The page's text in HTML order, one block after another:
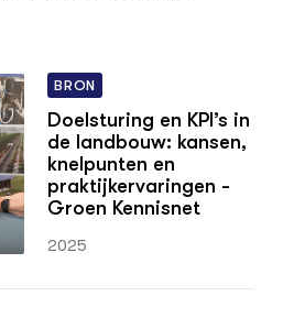
BRON
Doelsturing en KPI’s in
de landbouw: kansen,
knelpunten en
praktijkervaringen -
Groen Kennisnet
2025